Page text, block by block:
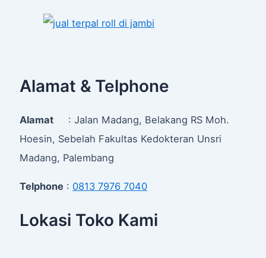
Alamat & Telphone
Alamat : Jalan Madang, Belakang RS Moh.
Hoesin, Sebelah Fakultas Kedokteran Unsri
Madang, Palembang
Telphone : 0813 7976 7040
Lokasi Toko Kami